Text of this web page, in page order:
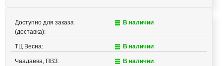
Доступно для заказа
(доставка):
В наличии
ТЦ Весна: В наличии
Чаадаева, ПВЗ: В наличии